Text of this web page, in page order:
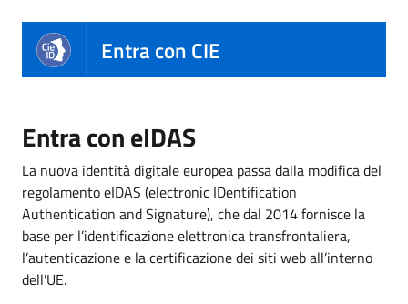
Entra con CIE
Entra con eIDAS
La nuova identità digitale europea passa dalla modifica del
regolamento eIDAS (electronic IDentification
Authentication and Signature), che dal 2014 fornisce la
base per l’identificazione elettronica transfrontaliera,
l’autenticazione e la certificazione dei siti web all’interno
dell’UE.